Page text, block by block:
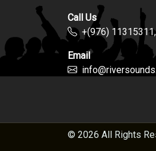
Call Us
+(976)
Email
© 2026 All Rights